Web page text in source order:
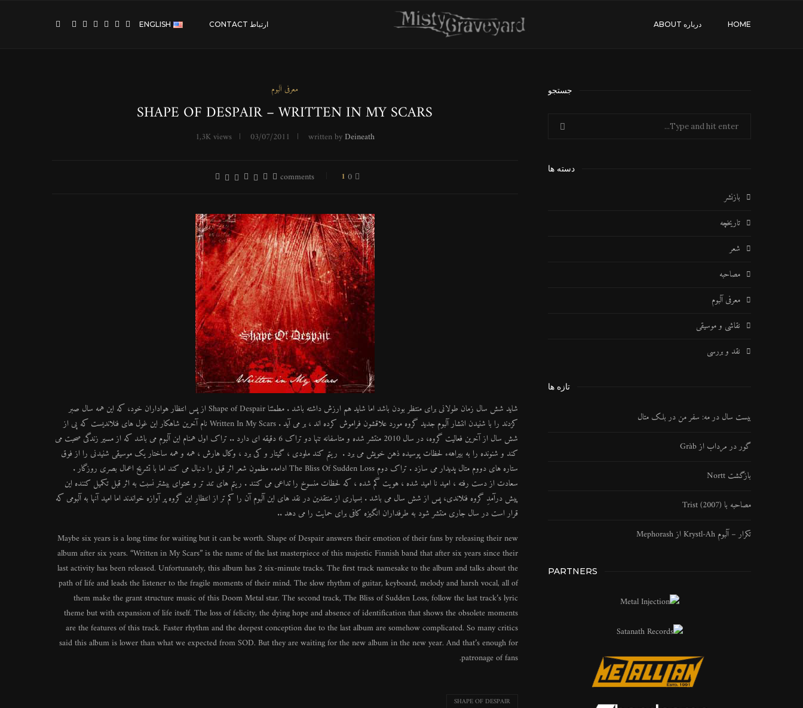
HOME درباره ABOUT ارتباط CONTACT ENGLISH
معرفی آلبوم
SHAPE OF DESPAIR ‎– WRITTEN IN MY SCARS
written by Deineath
03/07/2011
1,3Kviews
0 comments
1
شاید شش سال زمان طولانی برای منتظر بودن باشد اما شاید هم ارزش داشته باشد . مطمئنا Shape of Despair از پس انتظار هواداران خود، که این همه سال صبر
کزدند را با شنیدن انتشار آلبوم جدید گروه مورد علاقشون فراموش کرده اند ، بر می آید . Written In My Scars نام آخرین شاهکار این غول های فنلاندیست که پی از
شش سال از آخرین فعالیت گروه، در سال 2010 منتشر شده و متاسفانه تنها دو تراک 6 دقیقه ای دارد .. تراک اول همنام این آلبوم می باشد که از مسیر زندگی صحبت می
کند و شنونده را به بیراههء لحظات پوسیده ذهن خویش می برد . ریتم کند ملودی ، گیتار و کی برد ، وکال هارش ، همه و همه ساختار یک موسیقی شنیدنی را از فوق
ستاره های دووم متال پدیدار می سازد . تراک دوم The Bliss Of Sudden Loss ادامهء مظمون شعر اثر قبل را دنبال می کند اما با تشریح اعمال بصری روزگار .
سعادت از دست رفته ، امید نا امید شده ، هویت گم شده ، که لحظات منسوخ را تداعی می کنند . ریتم های تند تر و محتوای بیشتر نسبت به اثر قبل تکمیل کننده این
پیش درآمدِ گروه فنلاندی، پس از شش سال می باشد . بسیاری از منتقدین در نقد های این آلبوم آن را کم تر از انتظارِ این گروه پر آوازه خواندند اما امید آنها به آلبومی که
قرار است در سال جاری منتشر شود به طرفداران انگیزه کافی برای حمایت را می دهد ..
Maybe six years is a long time for waiting but it can be worth. Shape of Despair answers their emotion of their fans by releasing their new
album after six years. “Written in My Scars” is the name of the last masterpiece of this majestic Finnish band that after six years since their
last activity has been released. Unfortunately, this album has 2 six-minute tracks. The first track namesake to the album and talks about the
path of life and leads the listener to the fragile moments of their mind. The slow rhythm of guitar, keyboard, melody and harsh vocal, all of
them make the grant structure music of this Doom Metal star. The second track, The Bliss of Sudden Loss, follow the last track’s lyric
theme but with expansion of life itself. The loss of felicity, the dying hope and absence of identification that shows the obsolete moments
are the features of this track. Faster rhythm and the deepest conception due to the last album are somehow complicated. So many critics
said this album is lower than what we expected from SOD. But they are waiting for the new album in the new year. And that’s enough for
patronage of fans.
SHAPE OF DESPAIR
جستجو
دسته ها
بازنشر
تاریخچه
شعر
مصاحبه
معرفی آلبوم
نقاشی و موسیقی
نقد و بررسی
تازه ها
بیست سال در مه: سفر من در بلک متال
گور در مرداب از Gràb
بازگشت Nortt
مصاحبه با Trist (2007)
تکرار – آلبوم Krystl​-​Ah از Mephorash
PARTNERS